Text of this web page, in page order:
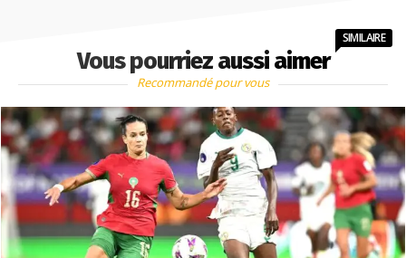
Vous pourriez aussi aimer
SIMILAIRE
Recommandé pour vous